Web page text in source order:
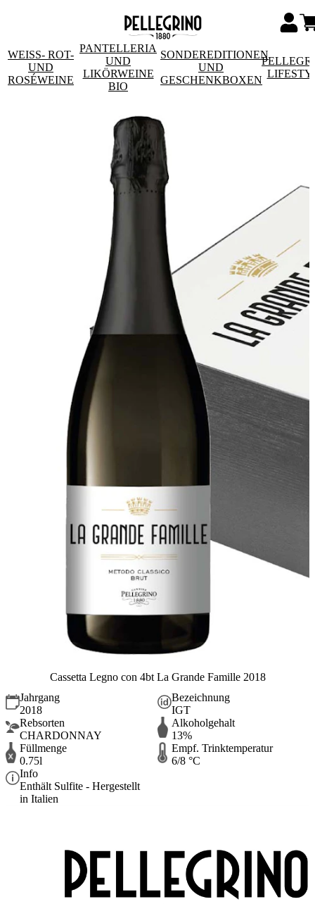
WEISS- ROT- U
ND R
OSÉWEINE
PANTELLERIA
UND
LIKÖRWEINE
BIO
SONDEREDITIONEN
UND
GESCHENKBOXEN
Cassetta Legno con 4bt La Grande Famille 2018
Jahrgang
2018
Bezeichnung
IGT
Rebsorten
CHARDONNAY
Alkoholgehalt
13%
Füllmenge
0.75l
Empf. Trinktemperatur
6/8 °C
Info
Enthält Sulfite - Hergestellt
in Italien